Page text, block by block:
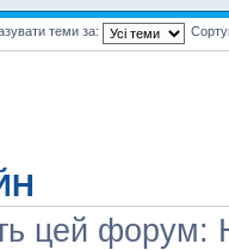
теми за:
цей форум: